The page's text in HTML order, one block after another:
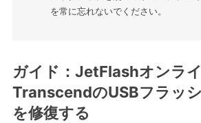
を常に忘れないでください。
ガイド：JetFlashオンラ
TranscendのUSBフラッ
を修復する